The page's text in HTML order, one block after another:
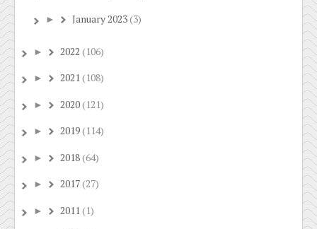
► January 2023(3)
► 2022 (106)
► 2021(108)
► 2020(121)
► 2019(114)
► 2018(64)
► 2017(27)
► 2011(1)